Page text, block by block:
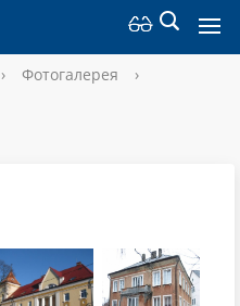
› Фотогалерея
›